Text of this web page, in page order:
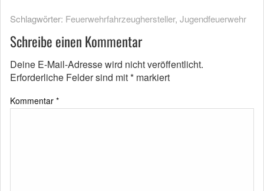
Schlagwörter: Feuerwehrfahrzeughersteller, Jugendfeuerwehr
Schreibe einen Kommentar
Deine E-Mail-Adresse wird nicht veröffentlicht.
Erforderliche Felder sind mit* markiert
Kommentar *